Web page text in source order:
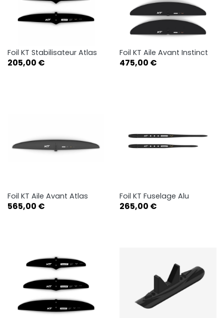
Foil KT Stabilisateur Atlas
Prix
205,00 €
Foil KT Aile Avant Instinct
Prix
475,00 €
Foil KT Aile Avant Atlas
Prix
565,00 €
Foil KT Fuselage Alu
Prix
265,00 €